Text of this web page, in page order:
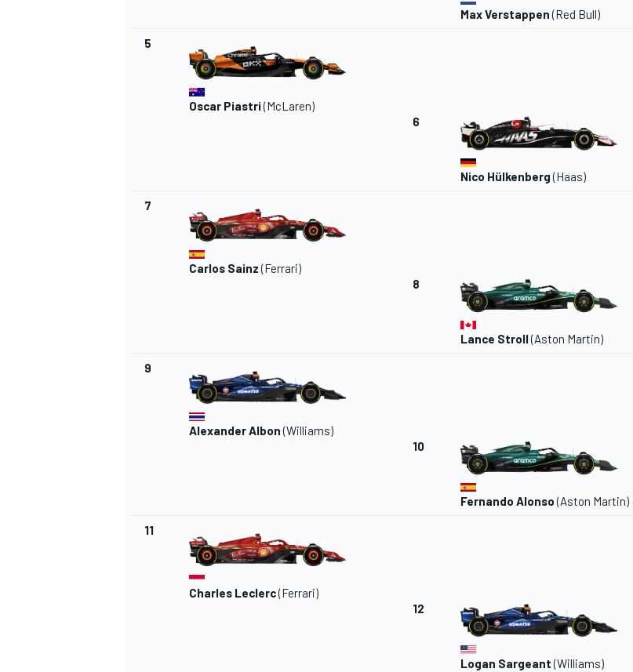
Max Verstappen(Red Bull)
5
Oscar Piastri(McLaren)
6
Nico Hülkenberg(Haas)
7
Carlos Sainz(Ferrari)
8
Lance Stroll(Aston Martin)
9
Alexander Albon(Williams)
10
Fernando Alonso(Aston Martin)
11
Charles Leclerc(Ferrari)
12
Logan Sargeant(Williams)